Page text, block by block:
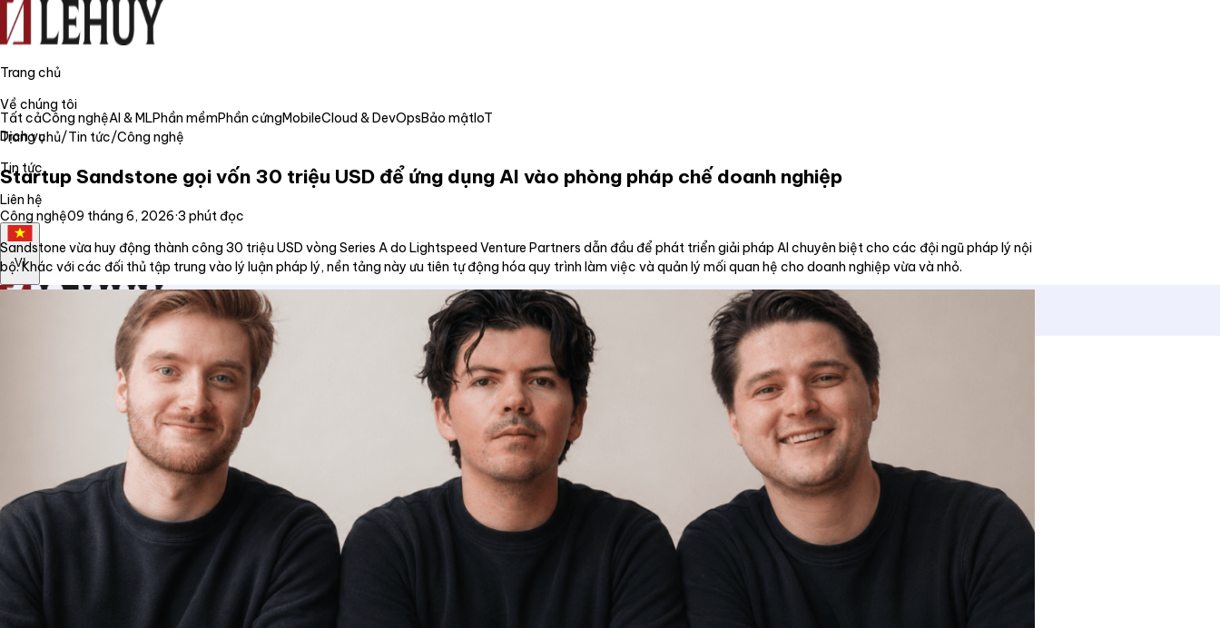
Trang chủ
Về chúng tôi
Dịch vụ
Tin tức
Liên hệ
VI
Tiếng Việt English
Tất cảCông nghệAI & MLPhần mềmPhần cứngMobileCloud & DevOpsBảo mậtIoT
Trang chủ/Tin tức/Công nghệ
Startup Sandstone gọi vốn 30 triệu USD để ứng dụng AI vào phòng pháp chế doanh nghiệp
Công nghệ09 tháng 6, 2026·3 phút đọc
Sandstone vừa huy động thành công 30 triệu USD vòng Series A do Lightspeed Venture Partners dẫn đầu để phát triển giải pháp AI chuyên biệt cho các đội ngũ pháp lý nội
bộ. Khác với các đối thủ tập trung vào lý luận pháp lý, nền tảng này ưu tiên tự động hóa quy trình làm việc và quản lý mối quan hệ cho doanh nghiệp vừa và nhỏ.